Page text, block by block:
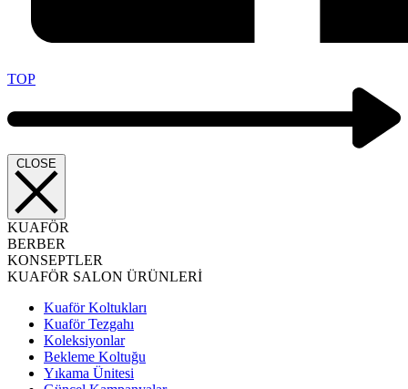
TOP
CLOSE
KUAFÖR
BERBER
KONSEPTLER
KUAFÖR SALON ÜRÜNLERİ
Kuaför Koltukları
Kuaför Tezgahı
Koleksiyonlar
Bekleme Koltuğu
Yıkama Ünitesi